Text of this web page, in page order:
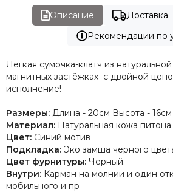
Описание Доставка
Рекомендации по
Лёгкая сумочка-клатч из
магнитных застёжках с двойной
исполнение!
Размеры: Длина - 20см Высота -
Материал: Натуральная кожа питона
Цвет: Синий мотив
Подкладка: Эко замша черного
Цвет фурнитуры: Черный.
Внутри: Карман на молнии и один
мобильного и пр